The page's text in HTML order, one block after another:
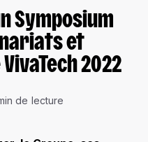
Symposium
et
2022
de lecture